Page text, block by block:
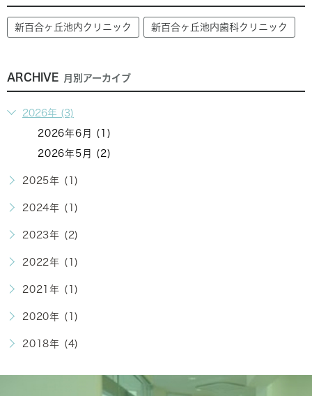
新百合ヶ丘池内クリニック 新百合ヶ丘池内歯科クリニック
ARCHIVE 月別アーカイブ
2026年 (3)
2026年6月 (1)
2026年5月 (2)
2025年 (1)
2024年 (1)
2023年 (2)
2022年 (1)
2021年 (1)
2020年 (1)
2018年 (4)